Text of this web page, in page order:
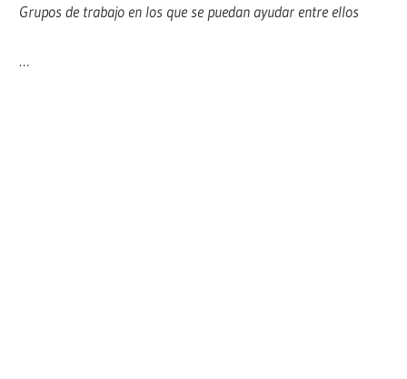
Grupos de trabajo en los que se puedan ayudar entre ellos
…